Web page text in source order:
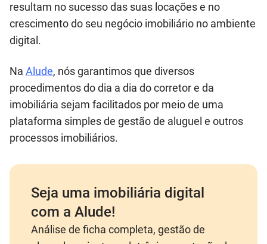
resultam no sucesso das suas locações e no
crescimento do seu negócio imobiliário no ambiente
digital.
Na Alude, nós garantimos que diversos
procedimentos do dia a dia do corretor e da
imobiliária sejam facilitados por meio de uma
plataforma simples de gestão de aluguel e outros
processos imobiliários.
Seja uma imobiliária digital
com a Alude!
Análise de ficha completa, gestão de